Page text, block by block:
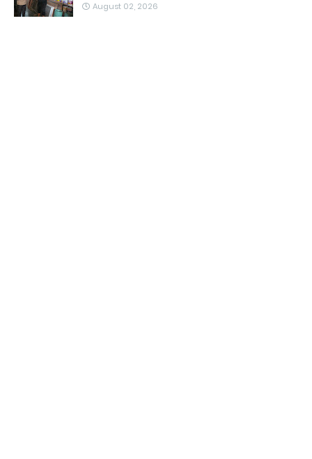
August 02, 2026